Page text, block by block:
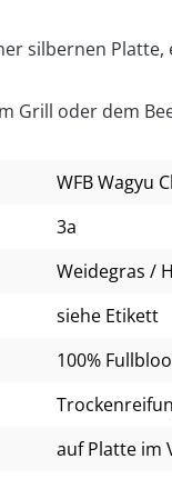
silbernen
Grill oder dem
WFB Wagyu
3a
Weidegras /
siehe Etikett
100%
auf Platte im